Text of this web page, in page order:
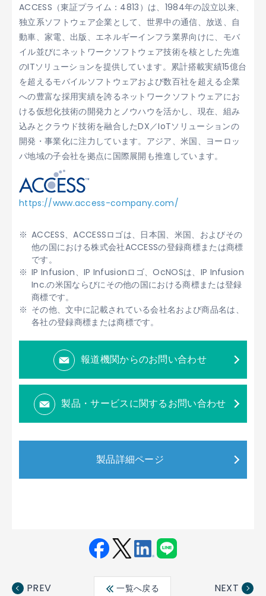
ACCESS（東証プライム：4813）は、1984年の設立以来、
独立系ソフトウェア企業として、世界中の通信、放送、自
動車、家電、出版、エネルギーインフラ業界向けに、モバ
イル並びにネットワークソフトウェア技術を核とした先進
のITソリューションを提供しています。累計搭載実績15億台
を超えるモバイルソフトウェアおよび数百社を超える企業
への豊富な採用実績を誇るネットワークソフトウェアにお
ける仮想化技術の開発力とノウハウを活かし、現在、組み
込みとクラウド技術を融合したDX／IoTソリューションの
開発・事業化に注力しています。アジア、米国、ヨーロッ
パ地域の子会社を拠点に国際展開も推進しています。
https://www.access-company.com/
ACCESS、ACCESSロゴは、日本国、米国、およびその
他の国における株式会社ACCESSの登録商標または商標
です。
IP Infusion、IP Infusionロゴ、OcNOSは、IP Infusion
Inc.の米国ならびにその他の国における商標または登録
商標です。
その他、文中に記載されている会社名および商品名は、
各社の登録商標または商標です。
報道機関からのお問い合わせ
製品・サービスに関するお問い合わせ
製品詳細ページ
ebo ter
edin
PREV 一覧へ戻る NEXT